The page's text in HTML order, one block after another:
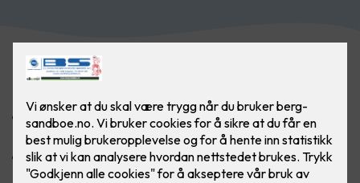
Vi har lang erfaring i prosjektering, levering og
montering av alle typer lysanlegg.
Vi leverer og skaffer utstyr fra alle leverandører på det
norske markedet.
Vi leverer alt fra utendørs effektanlegg til lavvolt anlegg i
boliger.